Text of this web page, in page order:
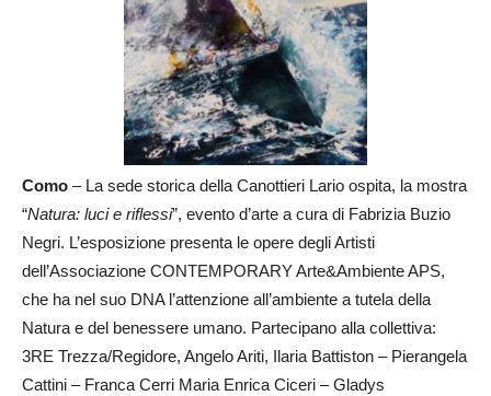
Como – La sede storica della Canottieri Lario ospita, la mostra
“Natura: luci e riflessi”, evento d’arte a cura di Fabrizia Buzio
Negri. L’esposizione presenta le opere degli Artisti
dell’Associazione CONTEMPORARY Arte&Ambiente APS,
che ha nel suo DNA l’attenzione all’ambiente a tutela della
Natura e del benessere umano. Partecipano alla collettiva:
3RE Trezza/Regidore, Angelo Ariti, Ilaria Battiston – Pierangela
Cattini – Franca Cerri Maria Enrica Ciceri – Gladys